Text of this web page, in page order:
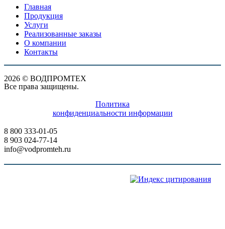
Главная
Продукция
Услуги
Реализованные заказы
О компании
Контакты
2026 © ВОДПРОМТЕХ
Все права защищены.
Политика
конфиденциальности информации
8 800 333-01-05
8 903 024-77-14
info@vodpromteh.ru